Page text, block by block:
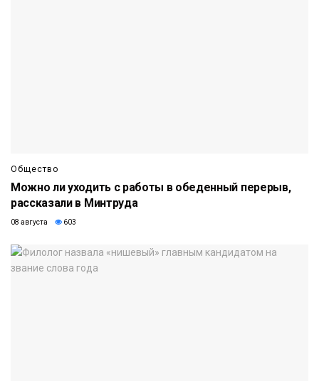
Общество
Можно ли уходить с работы в обеденный перерыв,
рассказали в Минтруда
08 августа 603